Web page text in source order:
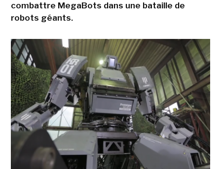
combattre MegaBots dans une bataille de
robots géants.